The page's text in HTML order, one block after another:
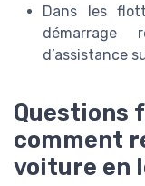
Dans les
démarrage
d’assistance
Questions
comment
voiture en